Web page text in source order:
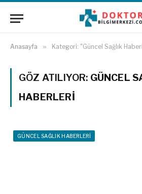
Anasayfa » Kategori: "Güncel Sağlık
GÖZ ATILIYOR: GÜNCEL
HABERLERI
GÜNCEL SAĞLIK HABERLERI